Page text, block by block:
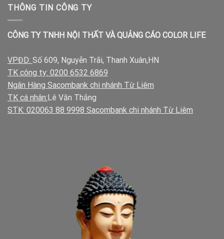
THÔNG TIN CÔNG TY
CÔNG TY TNHH NỘI THẤT VÀ QUẢNG CÁO COLOR LIFE
VPĐD: Số 609, Nguyễn Trãi, Thanh Xuân,HN
TK công ty: 0200 6532 6869
Ngân Hàng Sacombank chi nhánh Từ Liêm
TK cá nhân:Lê Văn Thắng
STK: 020063 88 9998 Sacombank chi nhánh Từ Liêm